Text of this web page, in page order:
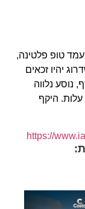
טופ פלטינה,
יהיו זכאים
נוסע נלווה
היקף
https://